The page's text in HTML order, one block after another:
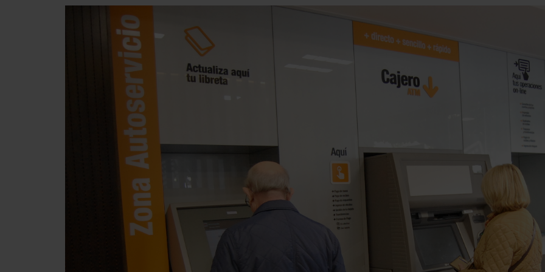
Presiona enter para buscar o ESC para cerrar